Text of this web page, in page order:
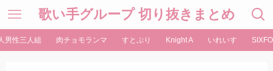
歌い手グループ 切り抜きまとめ
男性三人組 肉チョモランマ すとぷり Knight A いれいす